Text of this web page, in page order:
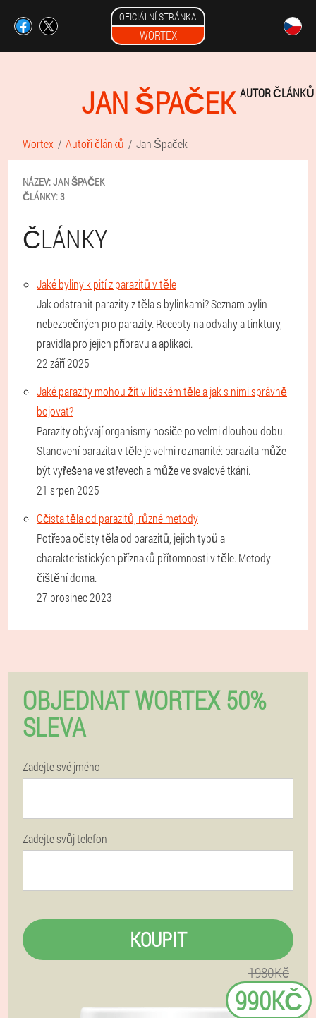
OFICIÁLNÍ STRÁNKA
WORTEX
JAN ŠPAČEK AUTOR ČLÁNKŮ
Wortex Autoři článků Jan Špaček
NÁZEV:JANŠPAČEK
ČLÁNKY:3
ČLÁNKY
Jaké byliny k pití z parazitů v těle
Jak odstranit parazity z těla s bylinkami? Seznam bylin
nebezpečných pro parazity. Recepty na odvahy a tinktury,
pravidla pro jejich přípravu a aplikaci.
22 září 2025
Jaké parazity mohou žít v lidském těle a jak s nimi správně
bojovat?
Parazity obývají organismy nosiče po velmi dlouhou dobu.
Stanovení parazita v těle je velmi rozmanité: parazita může
být vyřešena ve střevech a může ve svalové tkáni.
21 srpen 2025
Očista těla od parazitů, různé metody
Potřeba očisty těla od parazitů, jejich typů a
charakteristických příznaků přítomnosti v těle. Metody
čištění doma.
27 prosinec 2023
OBJEDNAT WORTEX 50%
SLEVA
Zadejte své jméno
Zadejte svůj telefon
KOUPIT
1980Kč
990KČ